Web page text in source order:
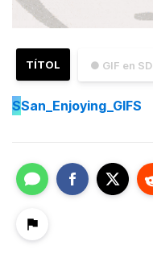
● GIF en SD
TÍTOL
SSan_Enjoying_GIFS